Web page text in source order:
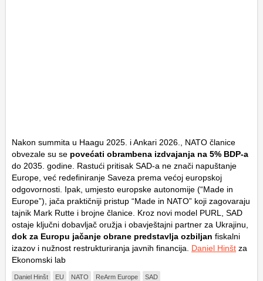
Nakon summita u Haagu 2025. i Ankari 2026., NATO članice
obvezale su se povećati obrambena izdvajanja na 5% BDP-a
do 2035. godine. Rastući pritisak SAD-a ne znači napuštanje
Europe, već redefiniranje Saveza prema većoj europskoj
odgovornosti. Ipak, umjesto europske autonomije (“Made in
Europe”), jača praktičniji pristup “Made in NATO” koji zagovaraju
tajnik Mark Rutte i brojne članice. Kroz novi model PURL, SAD
ostaje ključni dobavljač oružja i obavještajni partner za Ukrajinu,
dok za Europu jačanje obrane predstavlja ozbiljan fiskalni
izazov i nužnost restrukturiranja javnih financija. Daniel Hinšt za
Ekonomski lab
Daniel Hinšt EU NATO ReArm Europe SAD